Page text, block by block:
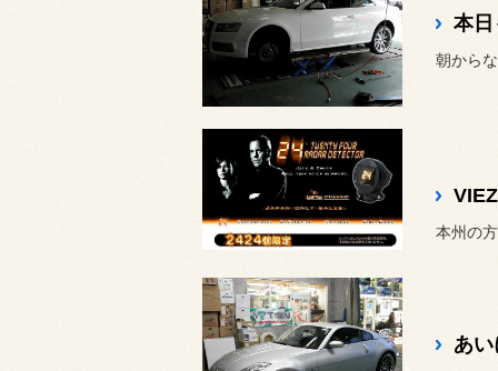
本日
朝から
あ